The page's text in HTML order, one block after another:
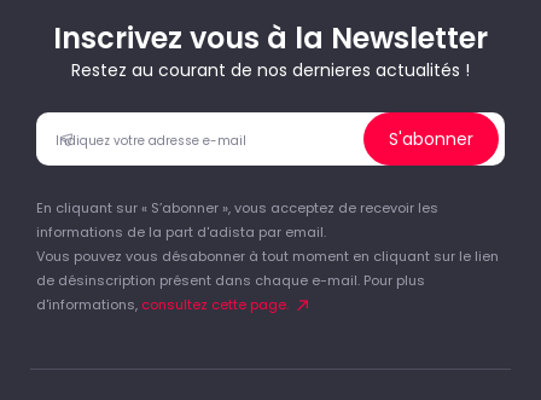
Inscrivez vous à la Newsletter
Restez au courant de nos dernieres actualités !
S'abonner
En cliquant sur « S’abonner », vous acceptez de recevoir les
informations de la part d'adista par email.
Vous pouvez vous désabonner à tout moment en cliquant sur le lien
de désinscription présent dans chaque e-mail. Pour plus
d'informations, consultez cette page.